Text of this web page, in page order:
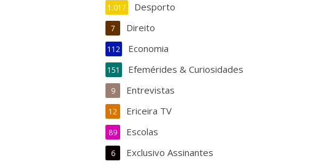
Desporto
1.017
Direito
7
Economia
112
Efemérides & Curiosidades
151
Entrevistas
9
Ericeira TV
12
Escolas
89
Exclusivo Assinantes
6